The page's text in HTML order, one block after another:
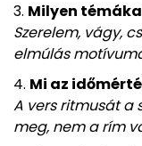
Milyen
Szerelem, vágy,
elmúlás
Mi az
A vers ritmusát a
meg, nem a rím